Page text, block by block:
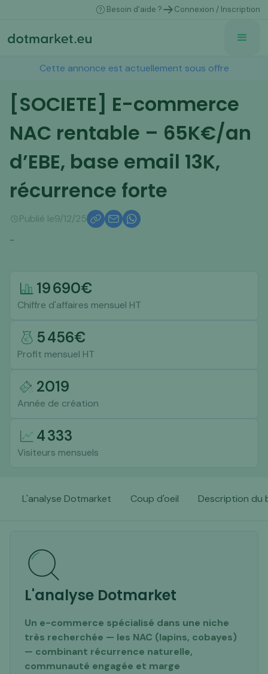
Besoin d'aide ? Connexion / Inscription
Cette annonce est actuellement sous offre
[SOCIETE] E-commerce
NAC rentable – 65K€/an
d’EBE, base email 13K,
récurrence forte
Publié le9/12/25
-
19 690€
Chiffre d'affaires mensuel HT
5 456€
Profit mensuel HT
2019
Année de création
4 333
Visiteurs mensuels
L'analyse Dotmarket Coup d'oeil Description du
L'analyse Dotmarket
Un e-commerce spécialisé dans une niche
très recherchée — les NAC (lapins, cobayes)
— combinant récurrence naturelle,
communauté engagée et marge